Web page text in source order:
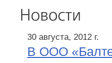
30 августа, 2012 г.
В ООО